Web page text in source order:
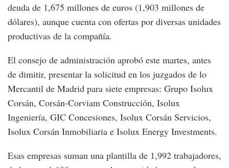
deuda de 1,675 millones de euros (1,903 millones de
dólares), aunque cuenta con ofertas por diversas unidades
productivas de la compañía.
El consejo de administración aprobó este martes, antes
de dimitir, presentar la solicitud en los juzgados de lo
Mercantil de Madrid para siete empresas: Grupo Isolux
Corsán, Corsán-Corviam Construcción, Isolux
Ingeniería, GIC Concesiones, Isolux Corsán Servicios,
Isolux Corsán Inmobiliaria e Isolux Energy Investments.
Esas empresas suman una plantilla de 1,992 trabajadores,